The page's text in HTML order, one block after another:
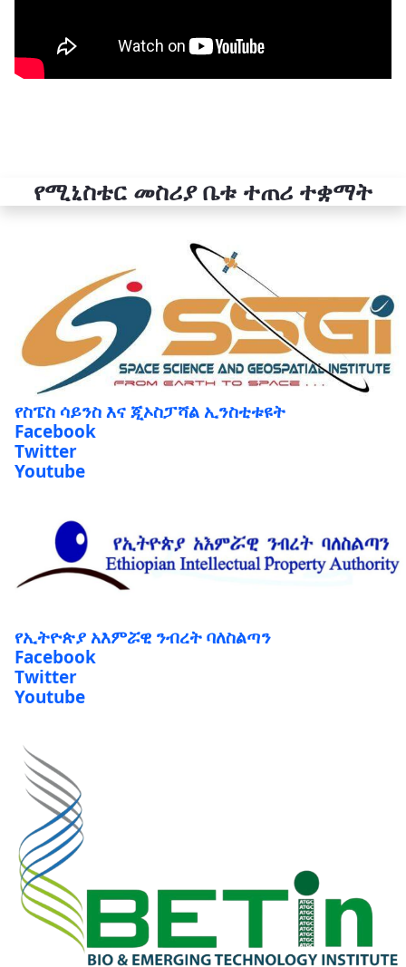
የሚኒስቴር መስሪያ ቤቱ ተጠሪ ተቋማት
የስፔስ ሳይንስ እና ጂኦስፓሻል ኢንስቲቱዩት
Facebook
Twitter
Youtube
የኢትዮጵያ አእምሯዊ ንብረት ባለስልጣን
Facebook
Twitter
Youtube